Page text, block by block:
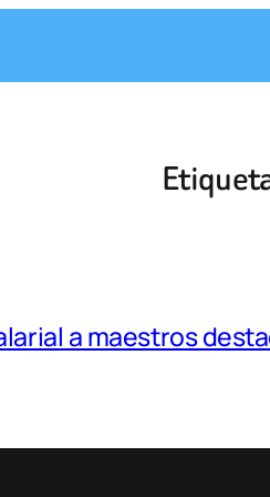
a maestros